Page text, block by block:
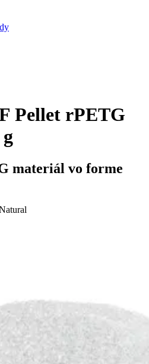
Pellet rPETG
materiál vo forme